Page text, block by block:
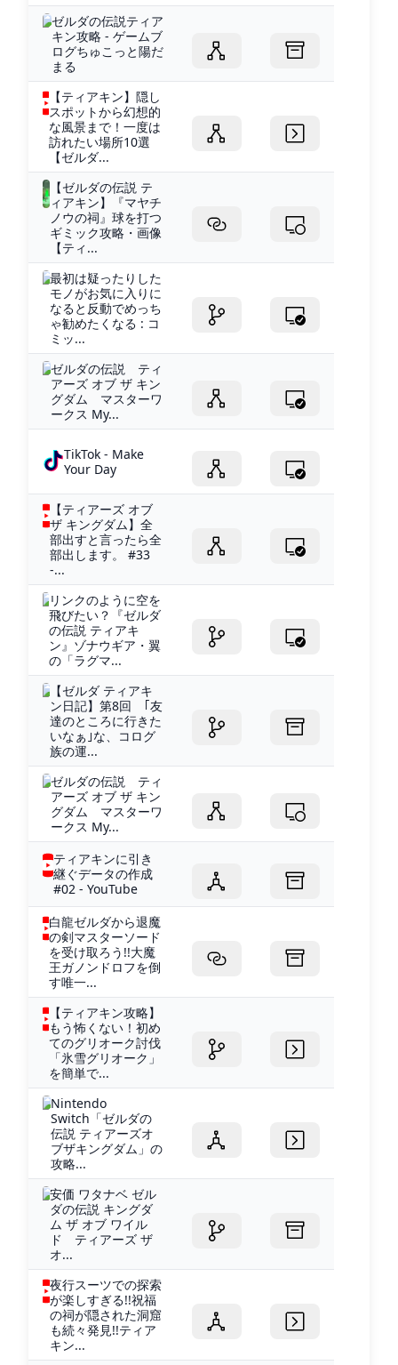
ゼルダの伝説ティア
キン攻略 - ゲームブ
ログちゅこっと陽だ
まる
【ティアキン】隠し
スポットから幻想的
な風景まで！一度は
訪れたい場所10選
【ゼルダ...
【ゼルダの伝説 テ
ィアキン】『マヤチ
ノウの祠』球を打つ
ギミック攻略・画像
【ティ...
最初は疑ったりした
モノがお気に入りに
なると反動でめっち
ゃ勧めたくなる : コ
ミッ...
ゼルダの伝説 ティ
アーズ オブ ザ キン
グダム マスターワ
ークス My...
TikTok - Make
Your Day
【ティアーズ オブ
ザ キングダム】全
部出すと言ったら全
部出します。 #33
-...
リンクのように空を
飛びたい？『ゼルダ
の伝説 ティアキ
ン』ゾナウギア・翼
の「ラグマ...
【ゼルダ ティアキ
ン日記】第8回 ｢友
達のところに行きた
いなぁ｣な、コログ
族の運...
ゼルダの伝説 ティ
アーズ オブ ザ キン
グダム マスターワ
ークス My...
ティアキンに引き
継ぐデータの作成
#02 - YouTube
白龍ゼルダから退魔
の剣マスターソード
を受け取ろう!!大魔
王ガノンドロフを倒
す唯一...
【ティアキン攻略】
もう怖くない！初め
てのグリオーク討伐
「氷雪グリオーク」
を簡単で...
Nintendo
Switch「ゼルダの
伝説 ティアーズオ
ブザキングダム」の
攻略...
安価 ワタナベ ゼル
ダの伝説 キングダ
ム ザ オブ ワイル
ド ティアーズ ザ
オ...
夜行スーツでの探索
が楽しすぎる!!祝福
の祠が隠された洞窟
も続々発見!!ティア
キン...